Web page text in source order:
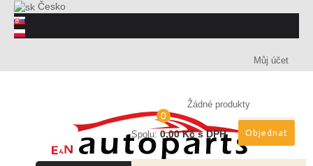
Česko
Můj účet
0
Žádné produkty
Spolu: 0,00 Kč s DPH Objednat